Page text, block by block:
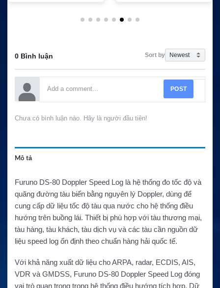
0 Bình luận Sort by
POST
Chưa có bình luận nào. Hãy là người đầu tiên!
Mô tả
Furuno DS-80 Doppler Speed Log là hệ thống đo tốc độ và
quãng đường tàu biển bằng nguyên lý Doppler, dùng để
cung cấp dữ liệu tốc độ tàu qua nước cho hệ thống điều
hướng trên buồng lái. Thiết bị phù hợp với tàu thương mại,
tàu hàng, tàu khách, tàu dịch vụ và các tàu cần nguồn dữ
liệu speed log ổn định theo chuẩn hàng hải quốc tế.
Với khả năng xuất dữ liệu cho ARPA, radar, ECDIS, AIS,
VDR và GMDSS, Furuno DS-80 Doppler Speed Log đóng
vai trò quan trọng trong hệ thống điều hướng tích hợp. Dữ